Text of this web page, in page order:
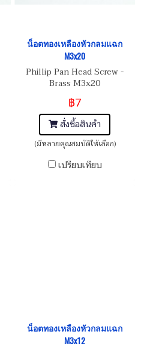
น็อตทองเหลืองหัวกลมแฉก
M3x20
Phillip Pan Head Screw -
Brass M3x20
฿7
สั่งซื้อสินค้า
(มีหลายคุณสมบัติให้เลือก)
เปรียบเทียบ
น็อตทองเหลืองหัวกลมแฉก
M3x12